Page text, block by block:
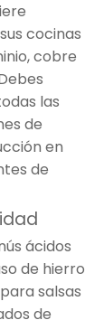
cocinas
cobre
las
de
en
de
ácidos
de hierro
salsas
de